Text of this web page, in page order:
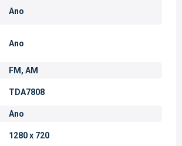
Ano
Ano
FM, AM
TDA7808
Ano
1280 x 720